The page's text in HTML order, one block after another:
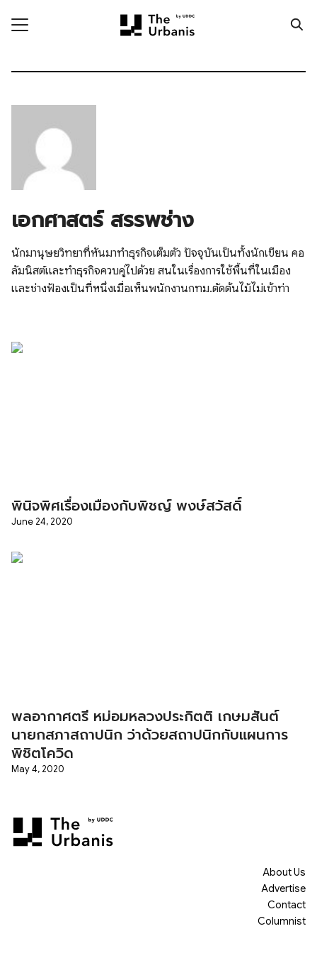
Realm
Data
for:
เอกศาสตร์ สรรพช่าง
นักมานุษยวิทยาที่หันมาทำธุรกิจเต็มตัว ปัจจุบันเป็นทั้งนักเขียน คอ
ลัมนิสต์และทำธุรกิจควบคู่ไปด้วย สนในเรื่องการใช้พื้นที่ในเมือง
และช่างฟ้องเป็นที่หนึ่งเมื่อเห็นพนักงานกทม.ตัดต้นไม้ไม่เข้าท่า
พินิจพิศเรื่องเมืองกับพิชญ์ พงษ์สวัสดิ์
June 24, 2020
พลอากาศตรี หม่อมหลวงประกิตติ เกษมสันต์
นายกสภาสถาปนิก ว่าด้วยสถาปนิกกับแผนการ
พิชิตโควิด
May 4, 2020
About Us
Advertise
Contact
Columnist